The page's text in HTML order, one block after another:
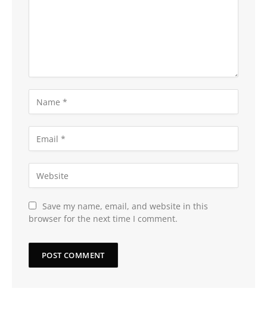
Save my name, email, and website in this
browser for the next time I comment.